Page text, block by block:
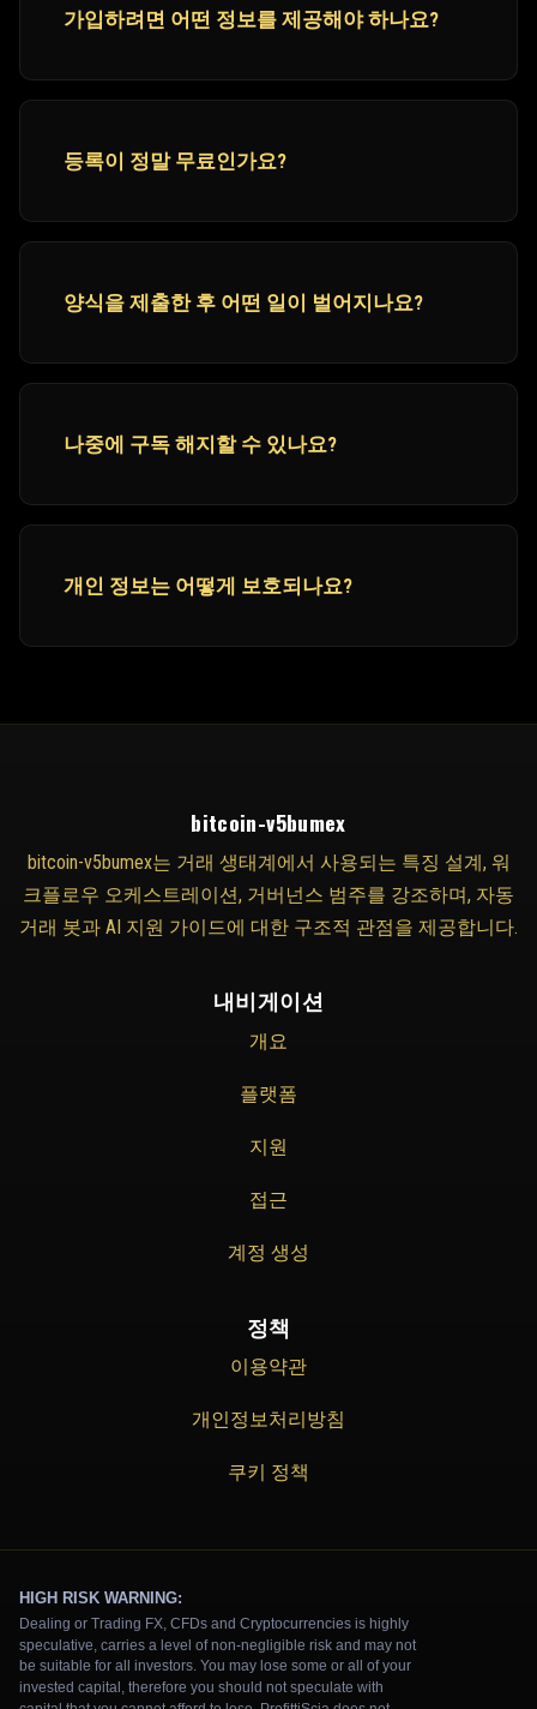
가입하려면 어떤 정보를 제공해야 하나요?
등록이 정말 무료인가요?
양식을 제출한 후 어떤 일이 벌어지나요?
나중에 구독 해지할 수 있나요?
개인 정보는 어떻게 보호되나요?
bitcoin-v5bumex
bitcoin-v5bumex는 거래 생태계에서 사용되는 특징 설계, 워
크플로우 오케스트레이션, 거버넌스 범주를 강조하며, 자동
거래 봇과 AI 지원 가이드에 대한 구조적 관점을 제공합니다.
내비게이션
개요
플랫폼
지원
접근
계정 생성
정책
이용약관
개인정보처리방침
쿠키 정책